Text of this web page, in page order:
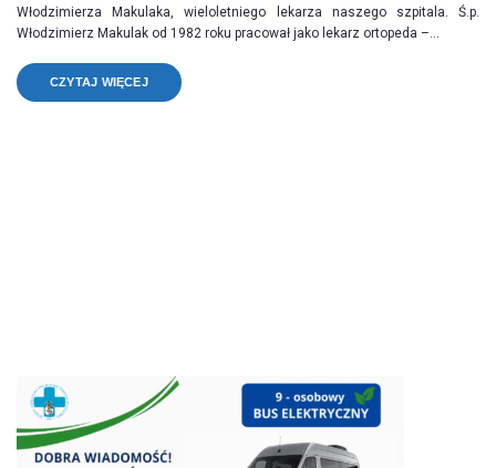
Włodzimierza Makulaka, wieloletniego lekarza naszego szpitala. Ś.p.
Włodzimierz Makulak od 1982 roku pracował jako lekarz ortopeda –...
CZYTAJ WIĘCEJ